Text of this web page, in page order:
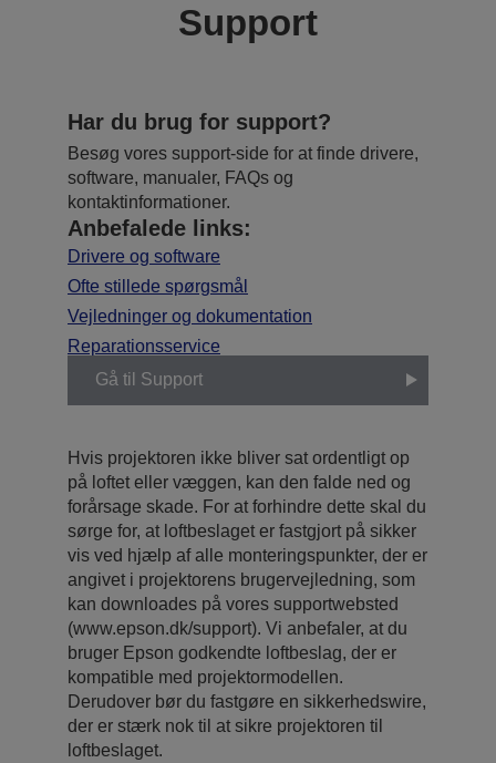
Support
Har du brug for support?
Besøg vores support-side for at finde drivere,
software, manualer, FAQs og
kontaktinformationer.
Anbefalede links:
Drivere og software
Ofte stillede spørgsmål
Vejledninger og dokumentation
Reparationsservice
Gå til Support
Hvis projektoren ikke bliver sat ordentligt op
på loftet eller væggen, kan den falde ned og
forårsage skade. For at forhindre dette skal du
sørge for, at loftbeslaget er fastgjort på sikker
vis ved hjælp af alle monteringspunkter, der er
angivet i projektorens brugervejledning, som
kan downloades på vores supportwebsted
(www.epson.dk/support). Vi anbefaler, at du
bruger Epson godkendte loftbeslag, der er
kompatible med projektormodellen.
Derudover bør du fastgøre en sikkerhedswire,
der er stærk nok til at sikre projektoren til
loftbeslaget.